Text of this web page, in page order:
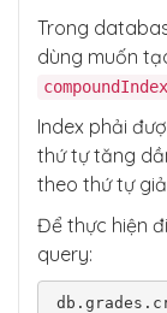
Trong
dùng muốn
compoundIndex
Index phải
thứ tự tăng
theo thứ tự
Để thực hiện
query: